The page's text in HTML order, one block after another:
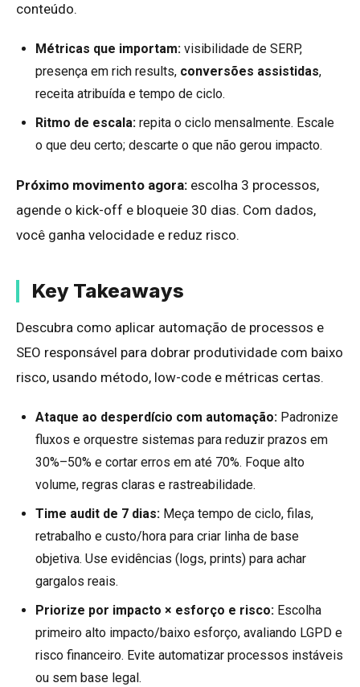
conteúdo.
Métricas que importam: visibilidade de SERP,
presença em rich results, conversões assistidas,
receita atribuída e tempo de ciclo.
Ritmo de escala: repita o ciclo mensalmente. Escale
o que deu certo; descarte o que não gerou impacto.
Próximo movimento agora: escolha 3 processos,
agende o kick-off e bloqueie 30 dias. Com dados,
você ganha velocidade e reduz risco.
Key Takeaways
Descubra como aplicar automação de processos e
SEO responsável para dobrar produtividade com baixo
risco, usando método, low-code e métricas certas.
Ataque ao desperdício com automação: Padronize
fluxos e orquestre sistemas para reduzir prazos em
30%–50% e cortar erros em até 70%. Foque alto
volume, regras claras e rastreabilidade.
Time audit de 7 dias: Meça tempo de ciclo, filas,
retrabalho e custo/hora para criar linha de base
objetiva. Use evidências (logs, prints) para achar
gargalos reais.
Priorize por impacto × esforço e risco: Escolha
primeiro alto impacto/baixo esforço, avaliando LGPD e
risco financeiro. Evite automatizar processos instáveis
ou sem base legal.